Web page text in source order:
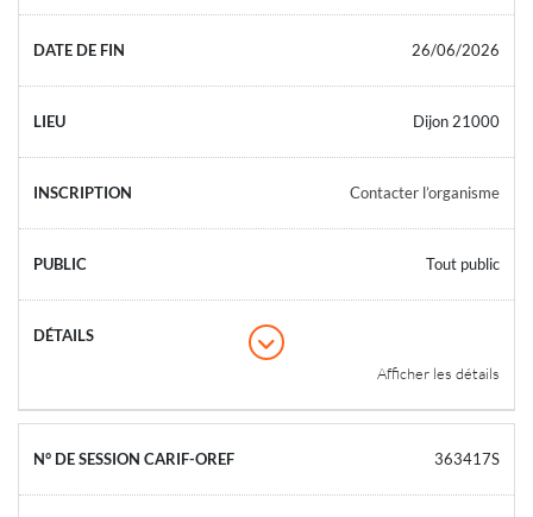
26/06/2026
Dijon 21000
Contacter l’organisme
Tout public
Afficher les détails
363417S